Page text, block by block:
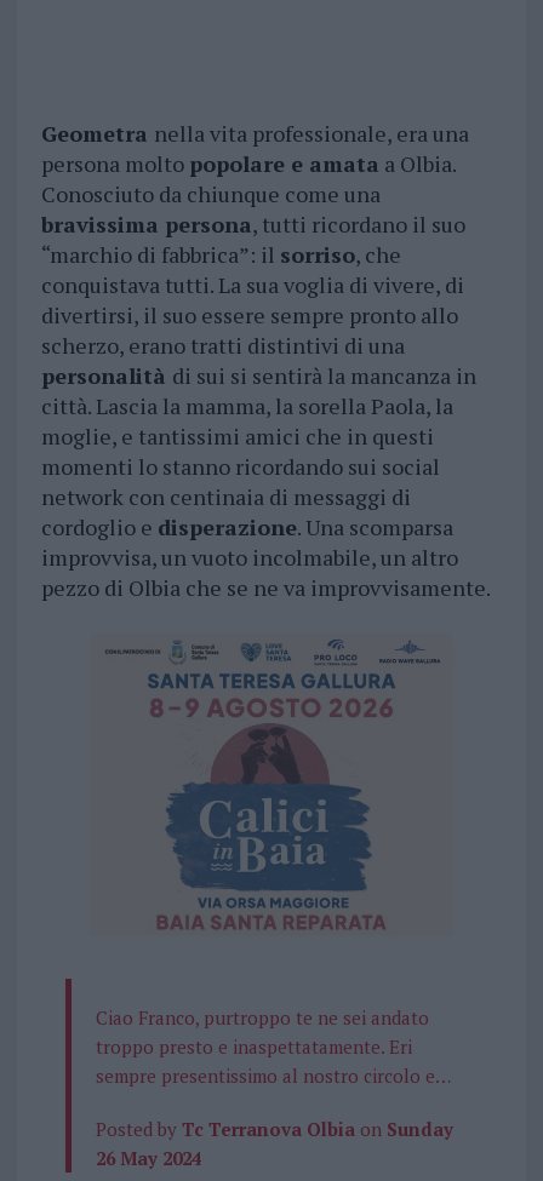
Geometra nella vita professionale, era una
persona molto popolare e amata a Olbia.
Conosciuto da chiunque come una
bravissima persona, tutti ricordano il suo
“marchio di fabbrica”: il sorriso, che
conquistava tutti. La sua voglia di vivere, di
divertirsi, il suo essere sempre pronto allo
scherzo, erano tratti distintivi di una
personalità di sui si sentirà la mancanza in
città. Lascia la mamma, la sorella Paola, la
moglie, e tantissimi amici che in questi
momenti lo stanno ricordando sui social
network con centinaia di messaggi di
cordoglio e disperazione. Una scomparsa
improvvisa, un vuoto incolmabile, un altro
pezzo di Olbia che se ne va improvvisamente.
Ciao Franco, purtroppo te ne sei andato
troppo presto e inaspettatamente. Eri
sempre presentissimo al nostro circolo e…
Posted by Tc Terranova Olbiaon Sunday
26 May 2024